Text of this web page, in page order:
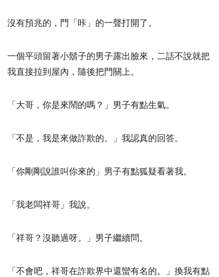
沒有預兆的，門「咔」的一聲打開了。
一個平頭留著小鬍子的男子露出臉來，二話不說就把
我直接拉到屋內，隨後把門關上。
「大哥，你是來鬧的嗎？」男子有點生氣。
「不是，我是來做詐欺的。」我認真的回答。
「你剛剛說誰叫你來的」男子有點狐疑看著我。
「我老闆祥哥」我說。
「祥哥？沒聽過呀。」男子繼續問。
「不會吧，祥哥在詐欺界中還蠻有名的。」換我有點